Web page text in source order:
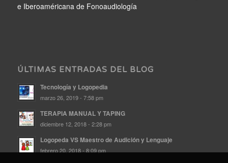
e Iberoaméricana de Fonoaudiología
ÚLTIMAS ENTRADAS DEL BLOG
Tecnología y Logopedia
marzo 26, 2019 - 7:58 pm
TERAPIA MANUAL Y TAPING
diciembre 12, 2018 - 2:28 pm
Logopeda VS Maestro de Audición y Lenguaje
febrero 20, 2018 - 8:09 pm